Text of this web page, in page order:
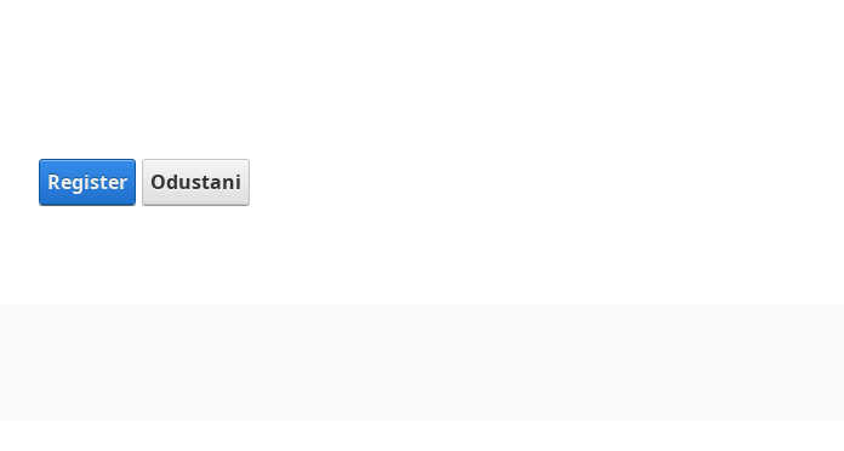
Register Odustani